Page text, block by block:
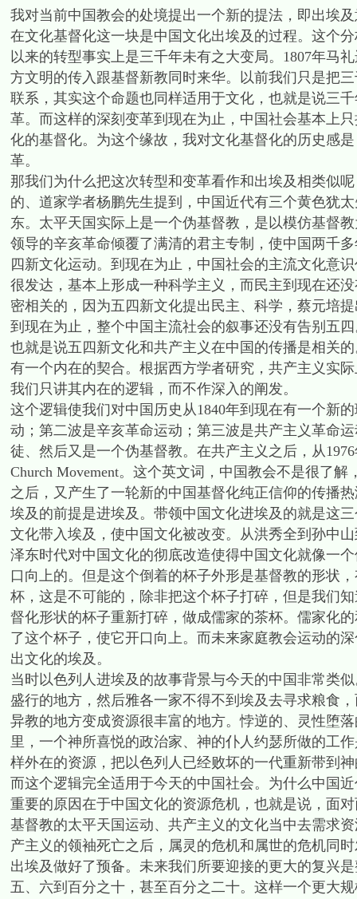
我对当前中国教会的处境提出一个新的提法，即出埃
在文化基督化这一块是中国文化出埃及的过程。这个
以来的转型事实上是三千年未有之大变局。1807年马
方文明的传入跟基督新教同时来华。以前我们只是把
联系，其实这个命题也同样适用于文化，也就是说三
革。而这样的深刻变革到现在为止，中国社会基本上
化的基督化。为这个缘故，我对文化基督化的历史感
革。
那我们为什么把这次转型和变革看作和出埃及相类似
的、道家学者杨鹏先生提到，中国近代有三个黄色犹
东。太平天国实际上是一个伪基督教，是以模仿基督
领导的辛亥革命倾覆了满清的君主专制，使中国两千
四新文化运动。到现在为止，中国社会的主流文化意
很发达，基本上形成一种科学主义，而民主到现在还
密相关的，因为五四新文化提出民主、科学，蔡元培
到现在为止，整个中国主流社会的叙事还没有告别五
也就是说五四新文化和共产主义在中国的传播是相关
有一个内在的契合。根据西方学者研究，共产主义实
我们只讲其内在的逻辑，而不作深入的阐发。
这个逻辑使我们对中国历史从1840年到现在有一个新
动；第二波是辛亥革命运动；第三波是共产主义革命
徒、然后又是一个伪基督教。在共产主义之后，从
Church Movement。这个英文词，中国教会不是很了
之后，又产生了一轮新的中国基督化纯正信仰的传播
埃及的前提是进埃及。带领中国文化进埃及的就是这
文化带入埃及，使中国文化被改变。从洪秀全到孙中
泽东时代对中国文化的彻底改造使得中国文化就像一
口向上的。但是这个倒着的杯子外形是基督教的形状
杯，这是不可能的，除非把这个杯子打碎，但是我们
督化形状的杯子重新打碎，做成儒家的茶杯。儒家化
了这个杯子，使它开口向上。而未来家庭教会运动的
出文化的埃及。
当时以色列人进埃及的故事背景与今天的中国非常类
盛行的地方，然后雅各一家不得不到埃及去寻求粮食
异教的地方变成资源很丰富的地方。悖逆的、灵性堕
里，一个神所喜悦的政治家、神的仆人约瑟所做的工
样外在的资源，把以色列人已经败坏的一代重新带到
而这个逻辑完全适用于今天的中国社会。为什么中国
重要的原因在于中国文化的资源危机，也就是说，面
基督教的太平天国运动、共产主义的文化当中去需求
产主义的领袖死亡之后，属灵的危机和属世的危机同
出埃及做好了预备。未来我们所要迎接的更大的复兴
五、六到百分之十，甚至百分之二十。这样一个更大